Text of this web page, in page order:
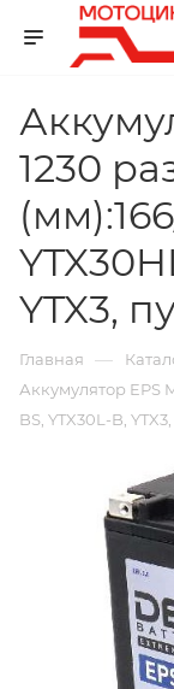
1230
YTX3,
Главная —
Аккумулятор EPS
BS, YTX30L-B,